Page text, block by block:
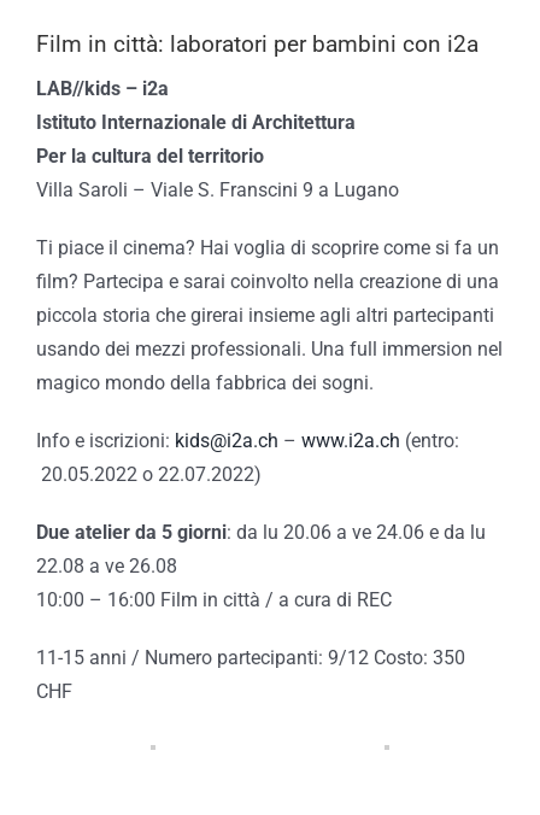
Film in città: laboratori per bambini con i2a
LAB//kids – i2a
Istituto Internazionale di Architettura
Per la cultura del territorio
Villa Saroli – Viale S. Franscini 9 a Lugano
Ti piace il cinema? Hai voglia di scoprire come si fa un
film? Partecipa e sarai coinvolto nella creazione di una
piccola storia che girerai insieme agli altri partecipanti
usando dei mezzi professionali. Una full immersion nel
magico mondo della fabbrica dei sogni.
Info e iscrizioni: kids@i2a.ch – www.i2a.ch (entro:
20.05.2022 o 22.07.2022)
Due atelier da 5 giorni: da lu 20.06 a ve 24.06 e da lu
22.08 a ve 26.08
10:00 – 16:00 Film in città / a cura di REC
11-15 anni / Numero partecipanti: 9/12 Costo: 350
CHF